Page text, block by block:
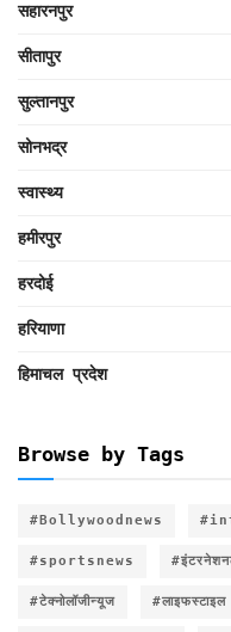
सहारनपुर
सीतापुर
सुल्तानपुर
सोनभद्र
स्वास्थ्य
हमीरपुर
हरदोई
हरियाणा
हिमाचल प्रदेश
Browse by Tags
#Bollywoodnews
#sportsnews
#टेक्नोलॉजीन्यूज #लाइफस्टाइल